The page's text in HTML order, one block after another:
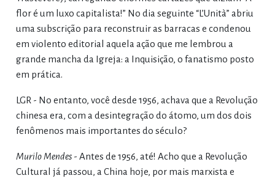
flor é um luxo capitalista!” No dia seguinte “L’Unità” abriu
uma subscrição para reconstruir as barracas e condenou
em violento editorial aquela ação que me lembrou a
grande mancha da Igreja: a Inquisição, o fanatismo posto
em prática.
LGR - No entanto, você desde 1956, achava que a Revolução
chinesa era, com a desintegração do átomo, um dos dois
fenômenos mais importantes do século?
Murilo Mendes- Antes de 1956, até! Acho que a Revolução
Cultural já passou, a China hoje, por mais marxista e